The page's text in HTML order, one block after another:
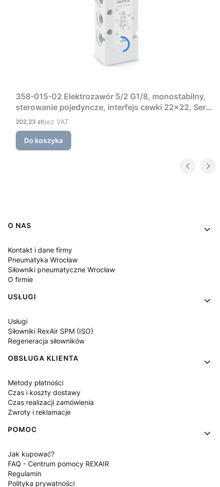
358-015-02 Elektrozawór 5/2 G1/8, monostabilny,
sterowanie pojedyncze, interfejs cewki 22×22, Seria
3 Camozzi
Cena
202,23 złbez VAT
Do koszyka
Linki w stopce
O NAS
Kontakt i dane firmy
Pneumatyka Wrocław
Siłowniki pneumatyczne Wrocław
O firmie
USŁUGI
Usługi
Siłowniki RexAir SPM (ISO)
Regeneracja siłowników
OBSŁUGA KLIENTA
Metody płatności
Czas i koszty dostawy
Czas realizacji zamówienia
Zwroty i reklamacje
POMOC
Jak kupować?
FAQ - Centrum pomocy REXAIR
Regulamin
Polityka prywatności